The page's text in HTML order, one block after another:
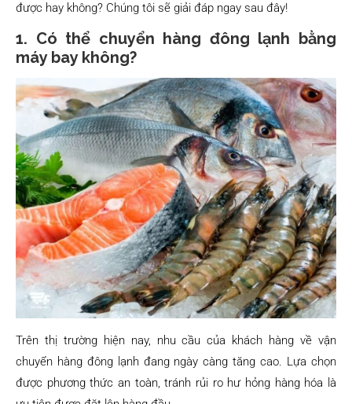
được hay không? Chúng tôi sẽ giải đáp ngay sau đây!
1. Có thể chuyển hàng đông lạnh bằng
máy bay không?
Trên thị trường hiện nay, nhu cầu của khách hàng về vận
chuyển hàng đông lạnh đang ngày càng tăng cao. Lựa chọn
được phương thức an toàn, tránh rủi ro hư hỏng hàng hóa là